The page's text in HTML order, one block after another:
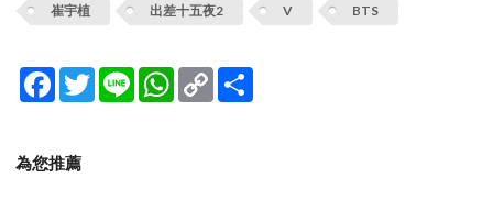
崔宇植 出差十五夜2 V BTS
Facebook
TwitterLine WhatsApp
Copy
Link
為您推薦